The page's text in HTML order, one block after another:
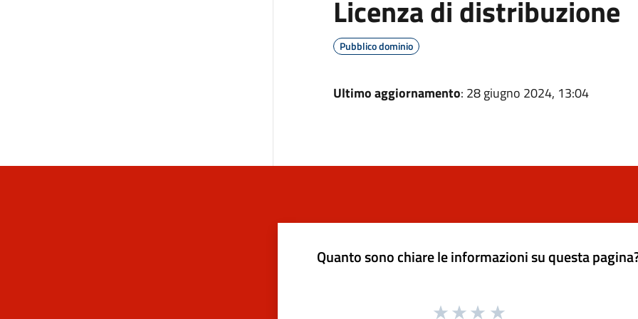
Licenza di distribuzione
Pubblico dominio
Ultimo aggiornamento: 28 giugno 2024, 13:04
Quanto sono chiare le informazioni su questa